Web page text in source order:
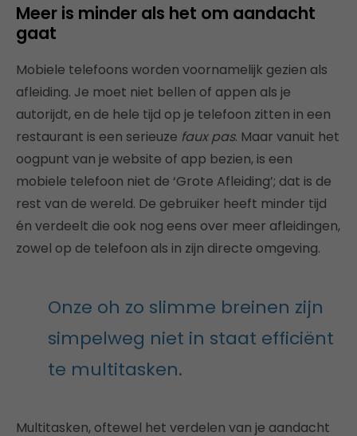
Meer is minder als het om aandacht
gaat
Mobiele telefoons worden voornamelijk gezien als
afleiding. Je moet niet bellen of appen als je
autorijdt, en de hele tijd op je telefoon zitten in een
restaurant is een serieuze faux pas. Maar vanuit het
oogpunt van je website of app bezien, is een
mobiele telefoon niet de ‘Grote Afleiding’; dat is de
rest van de wereld. De gebruiker heeft minder tijd
én verdeelt die ook nog eens over meer afleidingen,
zowel op de telefoon als in zijn directe omgeving.
Onze oh zo slimme breinen zijn
simpelweg niet in staat efficiënt
te multitasken.
Multitasken, oftewel het verdelen van je aandacht